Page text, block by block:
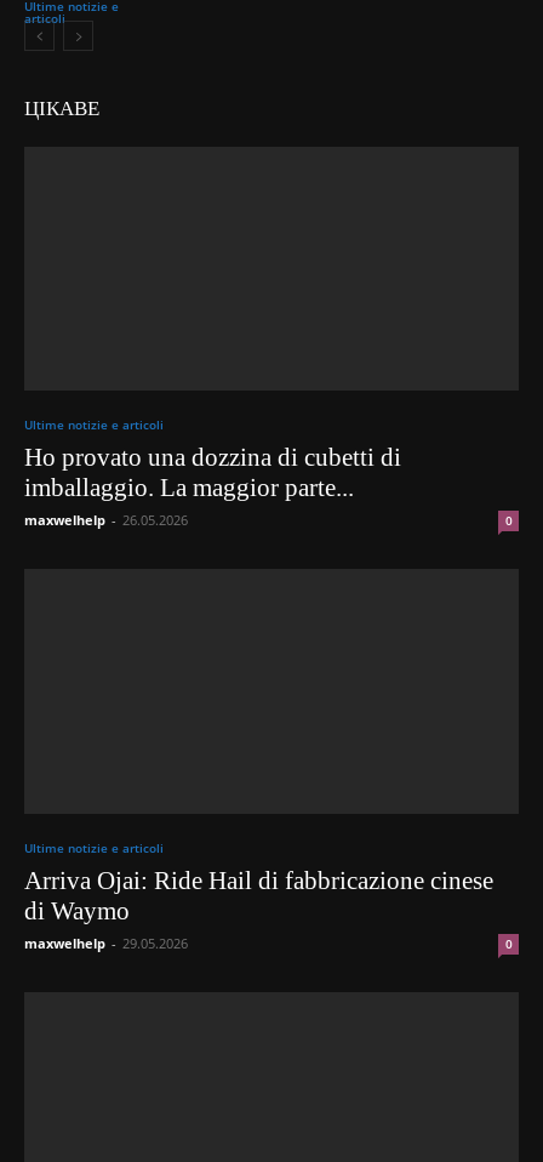
Ultime notizie e
articoli
ЦІКАВЕ
Ultime notizie e articoli
Ho provato una dozzina di cubetti di
imballaggio. La maggior parte...
maxwelhelp - 26.05.2026 0
Ultime notizie e articoli
Arriva Ojai: Ride Hail di fabbricazione cinese
di Waymo
maxwelhelp - 29.05.2026 0